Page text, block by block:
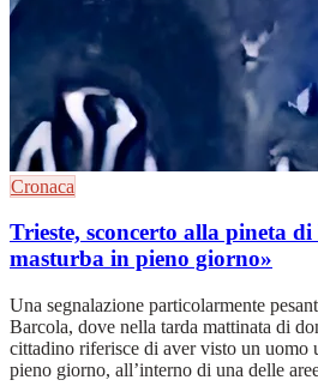
Cronaca
Trieste, sconcerto alla pineta
masturba in pieno giorno»
Una segnalazione particolarmente
Barcola, dove nella tarda mattinata di
cittadino riferisce di aver visto un uomo
pieno giorno, all’interno di una delle